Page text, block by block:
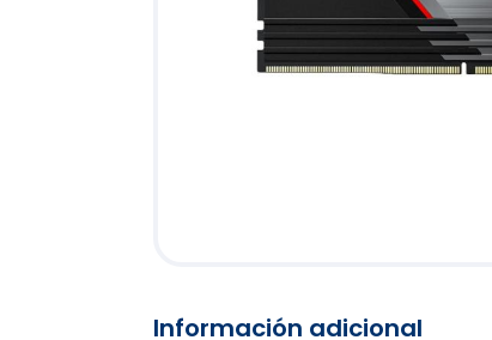
Información adicional